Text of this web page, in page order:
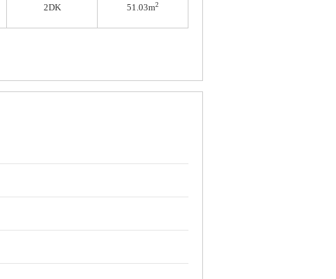
2DK 51.03m2